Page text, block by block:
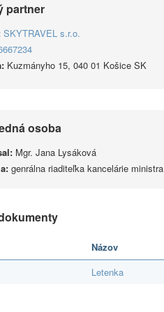
partner
SKYTRAVEL s.r.o.
Kuzmányho 15, 040 01 Košice SK
osoba
Mgr. Jana Lysáková
genrálna riaditeľka kancelárie ministra
Názov
Letenka